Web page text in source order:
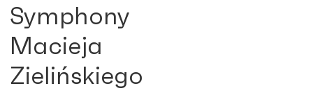
Symphony
Macieja
Zielińskiego